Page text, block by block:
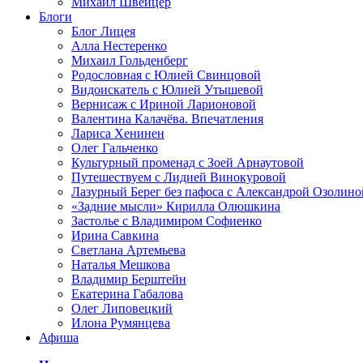
Блоги
Блог Лицея
Алла Нестеренко
Михаил Гольденберг
Родословная с Юлией Свинцовой
Видоискатель с Юлией Утышевой
Вернисаж с Ириной Ларионовой
Валентина Калачёва. Впечатления
Лариса Хенинен
Олег Гальченко
Культурный променад с Зоей Арнаутовой
Путешествуем с Лидией Винокуровой
Лазурный Берег без пафоса с Александрой
«Задние мысли» Кирилла Олюшкина
Застолье с Владимиром Софиенко
Ирина Савкина
Светлана Артемьева
Наталья Мешкова
Владимир Берштейн
Екатерина Габалова
Олег Липовецкий
Илона Румянцева
Афиша